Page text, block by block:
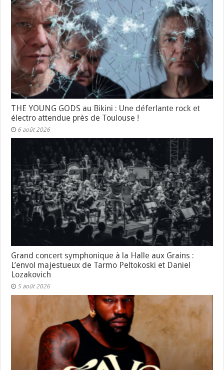
THE YOUNG GODS au Bikini : Une déferlante rock et
électro attendue près de Toulouse !
6 août 2026
Grand concert symphonique à la Halle aux Grains :
L’envol majestueux de Tarmo Peltokoski et Daniel
Lozakovich
5 août 2026